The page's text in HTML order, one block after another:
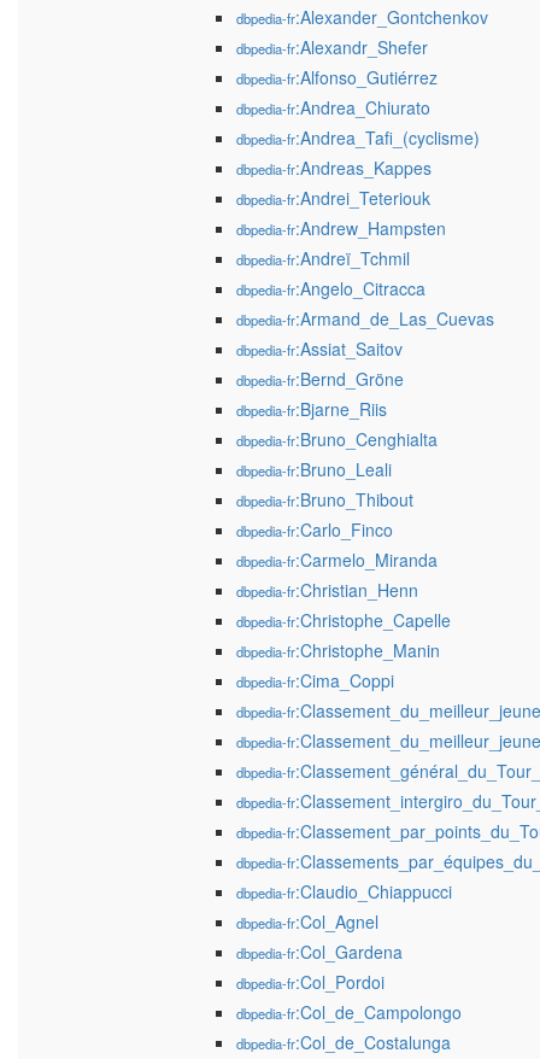
dbpedia-fr:Alexander_Gontchenkov
dbpedia-fr:Alexandr_Shefer
dbpedia-fr:Alfonso_Gutiérrez
dbpedia-fr:Andrea_Chiurato
dbpedia-fr:Andrea_Tafi_(cyclisme)
dbpedia-fr:Andreas_Kappes
dbpedia-fr:Andrei_Teteriouk
dbpedia-fr:Andrew_Hampsten
dbpedia-fr:Andreï_Tchmil
dbpedia-fr:Angelo_Citracca
dbpedia-fr:Armand_de_Las_Cuevas
dbpedia-fr:Assiat_Saitov
dbpedia-fr:Bernd_Gröne
dbpedia-fr:Bjarne_Riis
dbpedia-fr:Bruno_Cenghialta
dbpedia-fr:Bruno_Leali
dbpedia-fr:Bruno_Thibout
dbpedia-fr:Carlo_Finco
dbpedia-fr:Carmelo_Miranda
dbpedia-fr:Christian_Henn
dbpedia-fr:Christophe_Capelle
dbpedia-fr:Christophe_Manin
dbpedia-fr:Cima_Coppi
dbpedia-fr:Classement_du_meilleur_jeune
dbpedia-fr
dbpedia-fr
dbpedia-fr
dbpedia-fr
dbpedia-fr
dbpedia-fr:Claudio_Chiappucci
dbpedia-fr:Col_Agnel
dbpedia-fr:Col_Gardena
dbpedia-fr:Col_Pordoi
dbpedia-fr:Col_de_Campolongo
dbpedia-fr:Col_de_Costalunga